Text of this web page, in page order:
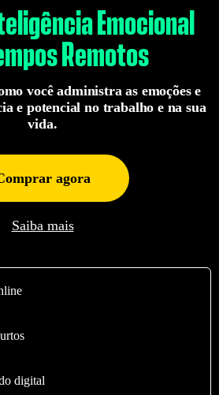
Emocional
Remotos
você administra as emoções e
e potencial no trabalho e na sua
vida.
agora
Saiba mais
digital